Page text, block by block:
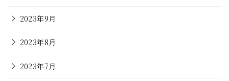
2023年9月
2023年8月
2023年7月